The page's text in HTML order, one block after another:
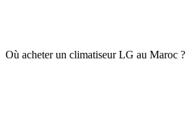
Où acheter un climatiseur LG au Maroc ?